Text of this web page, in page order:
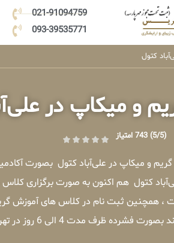
021-91094759
093-39535771
کتول
و میکاپ در
(5/5) 743 امتیاز
گریم و میکاپ در علی‌آباد کتول بصورت
کتول هم اکنون به صورت برگزاری
، همچنین ثبت نام در کلاس های آموزش
مدت 4 الی 6 روز در تهران برگزار میشوند .